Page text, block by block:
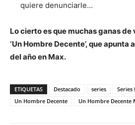
quiere denunciarle…
Lo cierto es que muchas ganas
‘Un Hombre Decente’, que apunta
del año en Max.
ETIQUETAS Destacado series
Series
Un Hombre Decente
Un Hombre Decente